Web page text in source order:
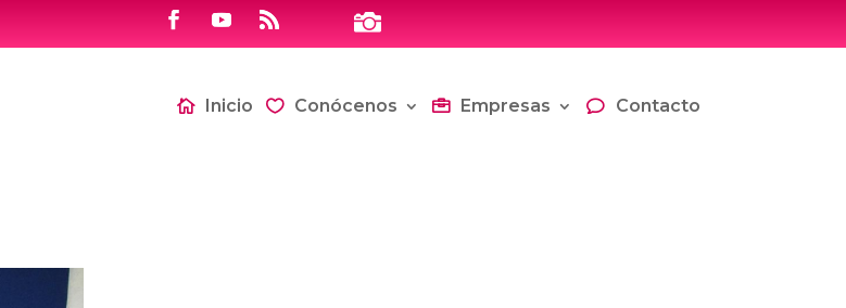

Inicio Conócenos Empresas Contacto